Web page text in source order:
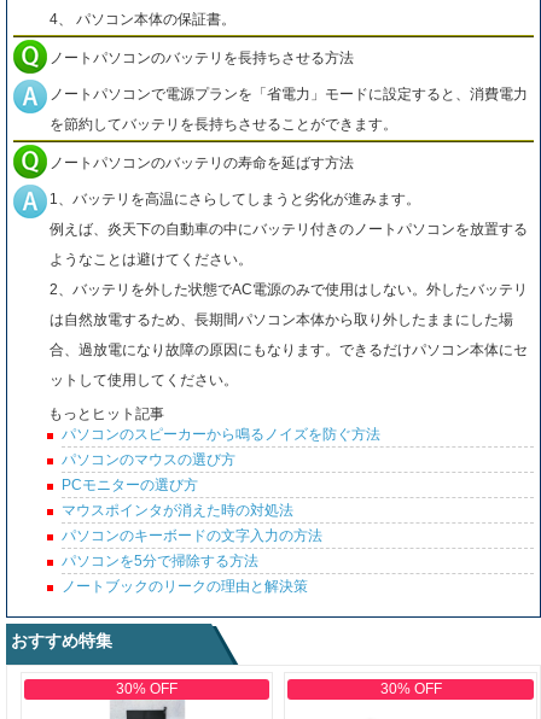
4、 パソコン本体の保証書。
ノートパソコンのバッテリを長持ちさせる方法
ノートパソコンで電源プランを「省電力」モードに設定すると、消費電力
を節約してバッテリを長持ちさせることができます。
ノートパソコンのバッテリの寿命を延ばす方法
1、バッテリを高温にさらしてしまうと劣化が進みます。
例えば、炎天下の自動車の中にバッテリ付きのノートパソコンを放置する
ようなことは避けてください。
2、バッテリを外した状態でAC電源のみで使用はしない。外したバッテリ
は自然放電するため、長期間パソコン本体から取り外したままにした場
合、過放電になり故障の原因にもなります。できるだけパソコン本体にセ
ットして使用してください。
もっとヒット記事
パソコンのスピーカーから鳴るノイズを防ぐ方法
パソコンのマウスの選び方
PCモニターの選び方
マウスポインタが消えた時の対処法
パソコンのキーボードの文字入力の方法
パソコンを5分で掃除する方法
ノートブックのリークの理由と解決策
おすすめ特集
30% OFF 30% OFF